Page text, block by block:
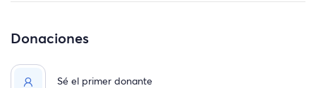
Donaciones
Sé el primer donante